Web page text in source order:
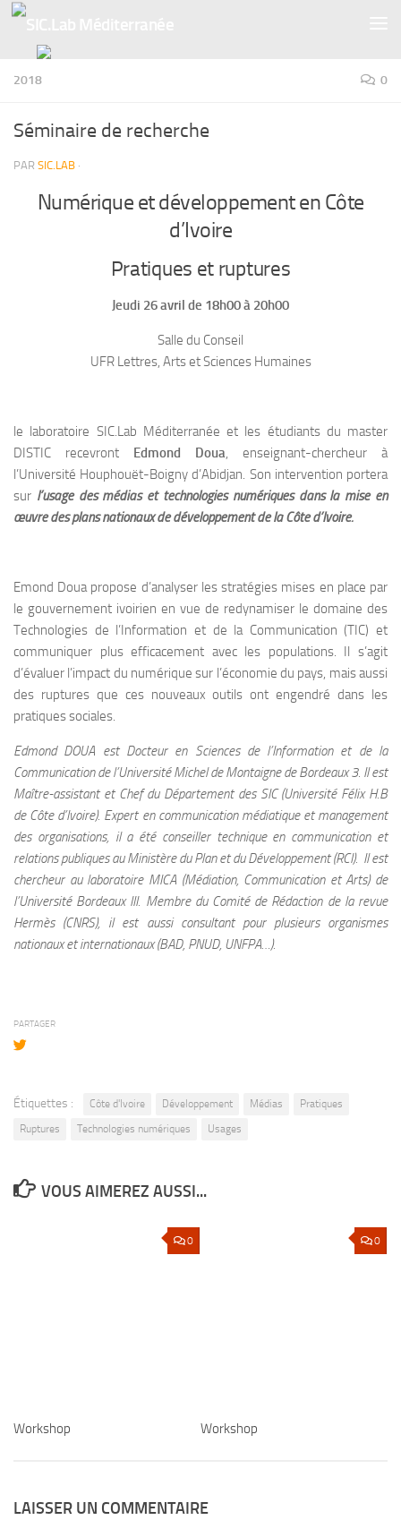
2018 0
Séminaire de recherche
PAR SIC.LAB ·
Numérique et développement en Côte
d’Ivoire
Pratiques et ruptures
Jeudi 26 avril de 18h00 à 20h00
Salle du Conseil
UFR Lettres, Arts et Sciences Humaines
le laboratoire SIC.Lab Méditerranée et les étudiants du master
DISTIC recevront Edmond Doua, enseignant-chercheur à
l’Université Houphouët-Boigny d’Abidjan. Son intervention portera
sur l’usage des médias et technologies numériques dans la mise en
œuvre des plans nationaux de développement de la Côte d’Ivoire.
Emond Doua propose d’analyser les stratégies mises en place par
le gouvernement ivoirien en vue de redynamiser le domaine des
Technologies de l’Information et de la Communication (TIC) et
communiquer plus efficacement avec les populations. Il s’agit
d’évaluer l’impact du numérique sur l’économie du pays, mais aussi
des ruptures que ces nouveaux outils ont engendré dans les
pratiques sociales.
Edmond DOUA est Docteur en Sciences de l’Information et de la
Communication de l’Université Michel de Montaigne de Bordeaux 3. Il est
Maître-assistant et Chef du Département des SIC (Université Félix H.B
de Côte d’Ivoire). Expert en communication médiatique et management
des organisations, il a été conseiller technique en communication et
relations publiques au Ministère du Plan et du Développement (RCI). Il est
chercheur au laboratoire MICA (Médiation, Communication et Arts) de
l’Université Bordeaux III. Membre du Comité de Rédaction de la revue
Hermès (CNRS), il est aussi consultant pour plusieurs organismes
nationaux et internationaux (BAD, PNUD, UNFPA…).
PARTAGER
Étiquettes : Côte d'Ivoire Développement Médias
Pratiques
Ruptures
Technologies numériques Usages
VOUS AIMEREZ AUSSI...
0
Workshop
0
Workshop
LAISSER UN COMMENTAIRE